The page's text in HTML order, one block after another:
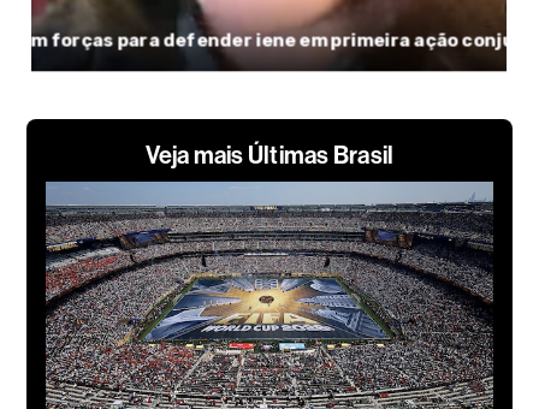
Veja mais Últimas Brasil